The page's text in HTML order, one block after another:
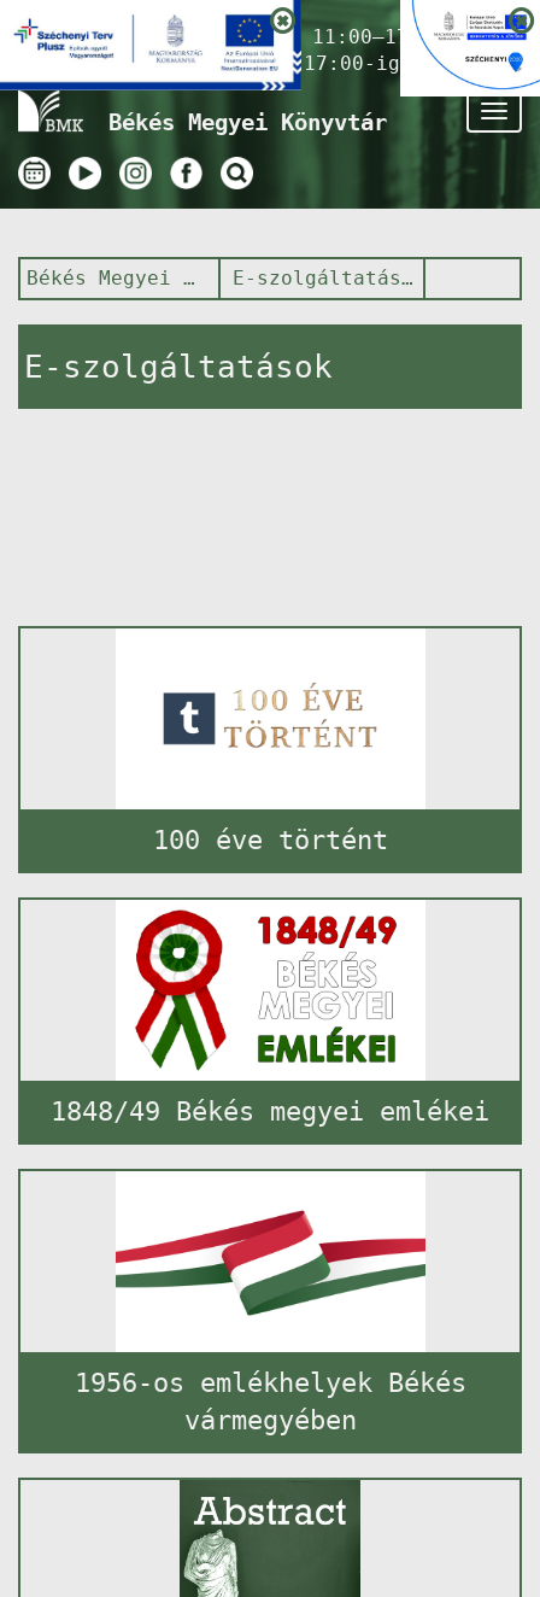
Nyitvatartás ma:11:00–17:00
(Gyermekkönyvtár 17:00-ig)
Békés Megyei Könyvtár
Békés Megyei Könyvtár E-szolgáltatások
E-szolgáltatások
100 éve történt
1848/49 Békés megyei emlékei
1956-os emlékhelyek Békés
vármegyében